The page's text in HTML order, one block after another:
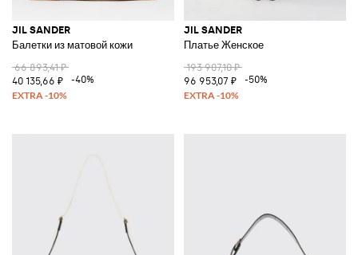
JIL SANDER
Балетки из матовой кожи
66 893,41 ₽
40 135,66 ₽
-40%
JIL SANDER
Платье Женское
193 907,10 ₽
96 953,07 ₽
-50%